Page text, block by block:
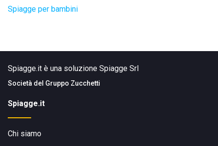
Spiagge per bambini
Spiagge.it è una soluzione Spiagge Srl
Società del Gruppo Zucchetti
Spiagge.it
Chi siamo